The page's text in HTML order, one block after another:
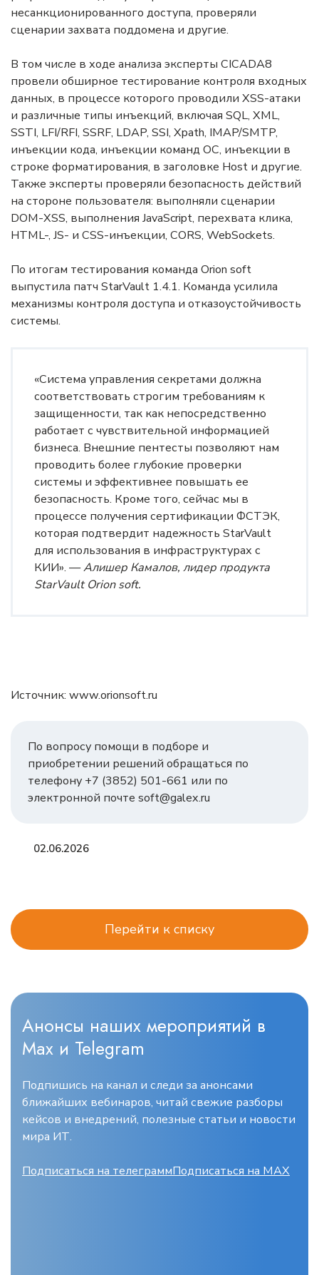
несанкционированного доступа, проверяли
сценарии захвата поддомена и другие.
В том числе в ходе анализа эксперты CICADA8
провели обширное тестирование контроля входных
данных, в процессе которого проводили XSS-атаки
и различные типы инъекций, включая SQL, XML,
SSTI, LFI/RFI, SSRF, LDAP, SSI, Xpath, IMAP/SMTP,
инъекции кода, инъекции команд ОС, инъекции в
строке форматирования, в заголовке Host и другие.
Также эксперты проверяли безопасность действий
на стороне пользователя: выполняли сценарии
DOM-XSS, выполнения JavaScript, перехвата клика,
HTML-, JS- и CSS-инъекции, CORS, WebSockets.
По итогам тестирования команда Orion soft
выпустила патч StarVault 1.4.1. Команда усилила
механизмы контроля доступа и отказоустойчивость
системы.
«Система управления секретами должна
соответствовать строгим требованиям к
защищенности, так как непосредственно
работает с чувствительной информацией
бизнеса. Внешние пентесты позволяют нам
проводить более глубокие проверки
системы и эффективнее повышать ее
безопасность. Кроме того, сейчас мы в
процессе получения сертификации ФСТЭК,
которая подтвердит надежность StarVault
для использования в инфраструктурах с
КИИ». —Алишер Камалов, лидер продукта
StarVault Orion soft.
Источник: www.orionsoft.ru
По вопросу помощи в подборе и
приобретении решений обращаться по
телефону +7 (3852) 501-661 или по
электронной почте soft@galex.ru
02.06.2026
Перейти к списку
Анонсы наших мероприятий в
Max и Telegram
Подпишись на канал и следи за анонсами
ближайших вебинаров, читай свежие разборы
кейсов и внедрений, полезные статьи и новости
мира ИТ.
Подписаться на телеграммПодписаться на MAX